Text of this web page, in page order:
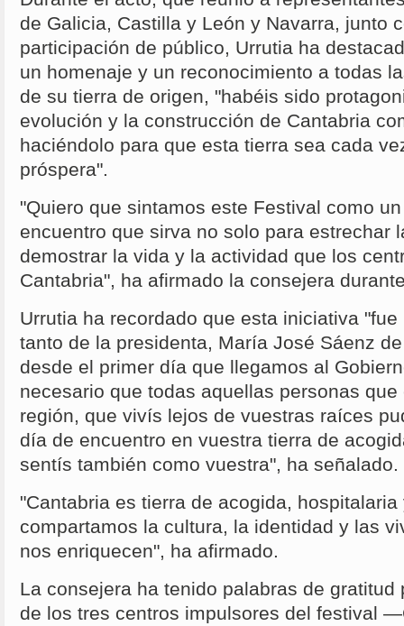
de Galicia, Castilla y León y Navarra, junto
participación de público, Urrutia ha
un homenaje y un reconocimiento a todas
de su tierra de origen, "habéis sido
evolución y la construcción de Cantabria
haciéndolo para que esta tierra sea cada
próspera".
"Quiero que sintamos este Festival como
encuentro que sirva no solo para estrechar
demostrar la vida y la actividad que los
Cantabria", ha afirmado la consejera
Urrutia ha recordado que esta iniciativa
tanto de la presidenta, María José Sáenz
desde el primer día que llegamos al
necesario que todas aquellas personas
región, que vivís lejos de vuestras raíces
día de encuentro en vuestra tierra de
sentís también como vuestra", ha señalado.
"Cantabria es tierra de acogida,
compartamos la cultura, la identidad y las
nos enriquecen", ha afirmado.
La consejera ha tenido palabras de gratitud
de los tres centros impulsores del festival